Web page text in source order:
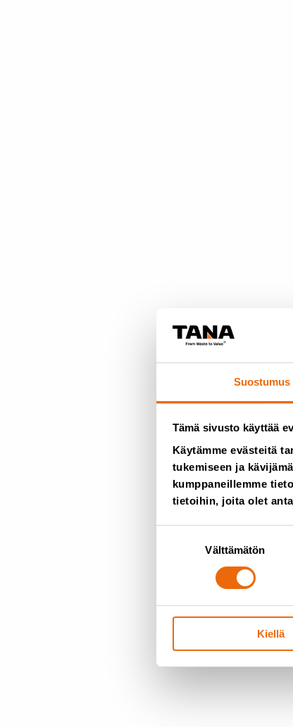
Suostumus
Tämä sivusto käyttää
Käytämme evästeitä
tukemiseen ja
kumppaneillemme
tietoihin, joita olet
Välttämätön
Kiellä